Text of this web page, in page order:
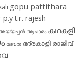
gopu pattithara
p.yt.r. rajesh
ആചാരം കഥകളി
ദേവത ഭദ്രകാളി രാജീവ്